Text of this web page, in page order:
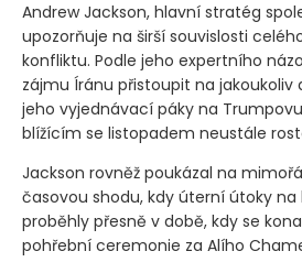
Andrew Jackson, hlavní stratég
upozorňuje na širší souvislosti
konfliktu. Podle jeho expertního
zájmu Íránu přistoupit na jakoukoliv
jeho vyjednávací páky na
blížícím se listopadem neustále
Jackson rovněž poukázal na
časovou shodu, kdy úterní útoky
proběhly přesně v době, kdy se
pohřební ceremonie za Alího